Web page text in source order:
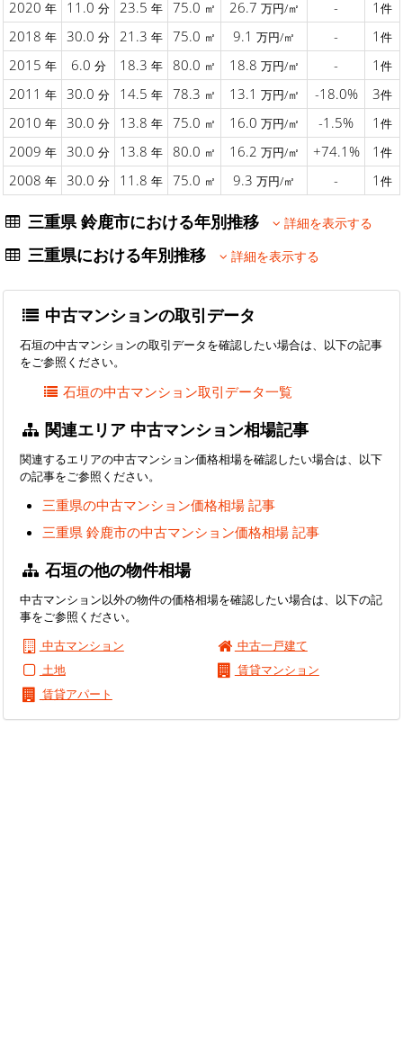
2020 年 11.0 分 23.5 年 75.0 ㎡ 26.7 万円/㎡ - 1 件
2018 年 30.0 分 21.3 年 75.0 ㎡ 9.1 万円/㎡ - 1 件
2015 年 6.0 分 18.3 年 80.0 ㎡ 18.8 万円/㎡ - 1 件
2011 年 30.0 分 14.5 年 78.3 ㎡ 13.1 万円/㎡ -18.0% 3件
2010 年 30.0 分 13.8 年 75.0 ㎡ 16.0 万円/㎡ -1.5% 1 件
2009 年 30.0 分 13.8 年 80.0 ㎡ 16.2 万円/㎡ +74.1% 1 件
2008 年 30.0 分 11.8 年 75.0 ㎡ 9.3 万円/㎡ - 1 件
三重県 鈴鹿市における年別推移 詳細を表示する
三重県における年別推移 詳細を表示する
中古マンションの取引データ
石垣の中古マンションの取引データを確認したい場合は、以下の記事
をご参照ください。
石垣の中古マンション取引データ一覧
関連エリア 中古マンション相場記事
関連するエリアの中古マンション価格相場を確認したい場合は、以下
の記事をご参照ください。
三重県の中古マンション価格相場 記事
三重県 鈴鹿市の中古マンション価格相場 記事
石垣の他の物件相場
中古マンション以外の物件の価格相場を確認したい場合は、以下の記
事をご参照ください。
中古マンション
中古一戸建て
土地
賃貸マンション
賃貸アパート